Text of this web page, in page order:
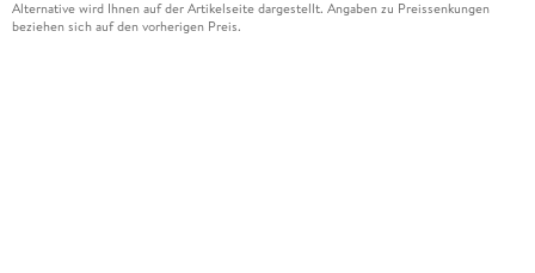
Alternative wird Ihnen auf der Artikelseite dargestellt. Angaben zu Preissenkungen
beziehen sich auf den vorherigen Preis.